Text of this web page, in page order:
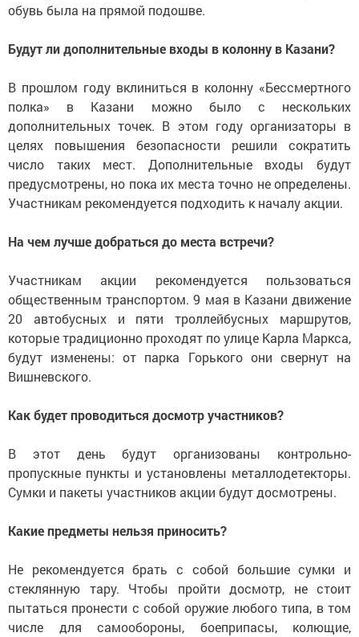
обувь была на прямой подошве.
Будут ли дополнительные входы в колонну в Казани?
В прошлом году вклиниться в колонну «Бессмертного
полка» в Казани можно было с нескольких
дополнительных точек. В этом году организаторы в
целях повышения безопасности решили сократить
число таких мест. Дополнительные входы будут
предусмотрены, но пока их места точно не определены.
Участникам рекомендуется подходить к началу акции.
На чем лучше добраться до места встречи?
Участникам акции рекомендуется пользоваться
общественным транспортом. 9 мая в Казани движение
20 автобусных и пяти троллейбусных маршрутов,
которые традиционно проходят по улице Карла Маркса,
будут изменены: от парка Горького они свернут на
Вишневского.
Как будет проводиться досмотр участников?
В этот день будут организованы контрольно-
пропускные пункты и установлены металлодетекторы.
Сумки и пакеты участников акции будут досмотрены.
Какие предметы нельзя приносить?
Не рекомендуется брать с собой большие сумки и
стеклянную тару. Чтобы пройти досмотр, не стоит
пытаться пронести с собой оружие любого типа, в том
числе для самообороны, боеприпасы, колющие,